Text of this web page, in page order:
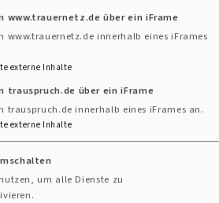
Websites
www.trauernetz.de über ein iFrame
www.trauernetz.de innerhalb eines iFrames
externe Inhalte
trauspruch.de über ein iFrame
trauspruch.de innerhalb eines iFrames an.
externe Inhalte
um alle Dienste zu